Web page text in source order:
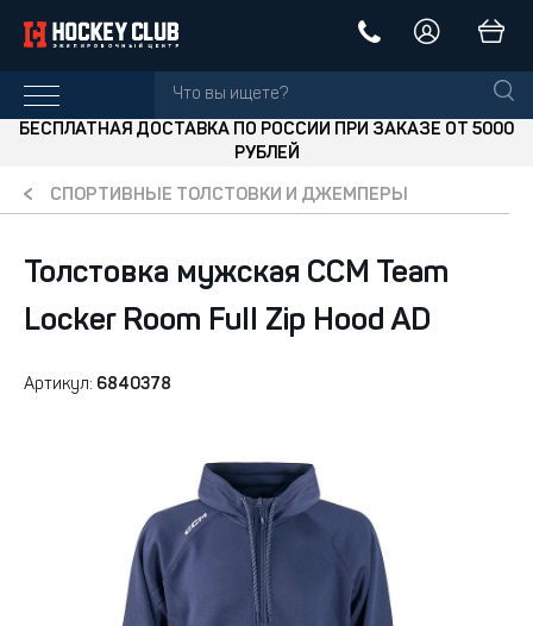
БЕСПЛАТНАЯ ДОСТАВКА ПО РОССИИ ПРИ ЗАКАЗЕ ОТ 5000
РУБЛЕЙ
СПОРТИВНЫЕ ТОЛСТОВКИ И ДЖЕМПЕРЫ
Толстовка мужская CCM Team
Locker Room Full Zip Hood AD
Артикул: 6840378